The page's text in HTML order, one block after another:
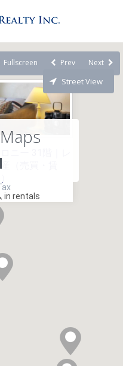
in rentals
Fullscreen Prev Next
Street View